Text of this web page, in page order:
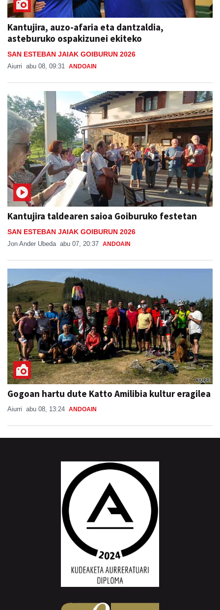
Kantujira, auzo-afaria eta dantzaldia,
asteburuko ospakizunei ekiteko
SAN ESTEBAN JAIAK GOIBURUN 2026
Aiurri abu 08, 09:31 ANDOAIN
Kantujira taldearen saioa Goiburuko festetan
SAN ESTEBAN JAIAK GOIBURUN 2026
Jon Ander Ubeda abu 07, 20:37 ANDOAIN
Gogoan hartu dute Katto Amilibia kultur eragilea
Aiurri abu 08, 13:24 ANDOAIN